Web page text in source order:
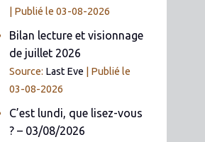
Publié le 03-08-2026
Bilan lecture et visionnage
de juillet 2026
Source: Last Eve
Publié le
03-08-2026
C’est lundi, que lisez-vous
? – 03/08/2026